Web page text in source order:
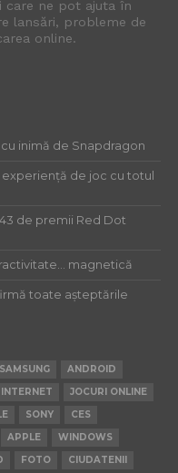
care ne pot ajuta în
lansări, probleme de
online.
inimă de Snapdragon
de joc cu totul
de premii Red Dot
magnetică
toate așteptările
SAMSUNG
ANDROID
INTERNET
JOCURI ONLINE
SONY
CES
APPLE
WINDOWS
FOTO CIUDATENII